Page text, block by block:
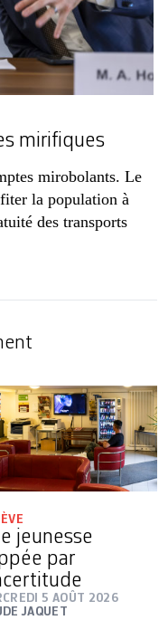
mirifiques
mirobolants. Le
la population à
des transports
jeunesse
par
5 AOÛT 2026
JAQUET